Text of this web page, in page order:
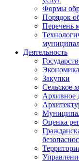
Формы
Порядок
Перечень
Деятельность
Экономика
Закупки
Сельское
Архивное
Оценка